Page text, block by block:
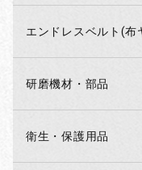
エンドレスベルト(布
研磨機材・部品
衛生・保護用品